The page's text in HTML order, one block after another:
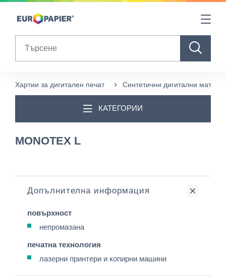
Table Of Content
Хартии за дигитален печат Синтетични дигитални
КАТЕГОРИИ
MONOTEX L
Допълнителна информация
повърхност
непромазана
печатна технология
лазерни принтери и копирни машини